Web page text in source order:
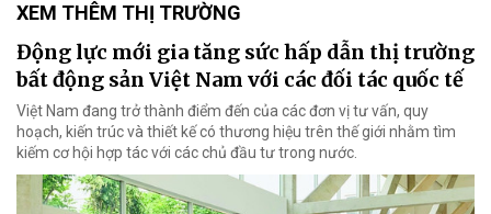
XEM THÊM THỊ TRƯỜNG
Động lực mới gia tăng sức hấp dẫn thị trường
bất động sản Việt Nam với các đối tác quốc tế
Việt Nam đang trở thành điểm đến của các đơn vị tư vấn, quy
hoạch, kiến trúc và thiết kế có thương hiệu trên thế giới nhằm tìm
kiếm cơ hội hợp tác với các chủ đầu tư trong nước.